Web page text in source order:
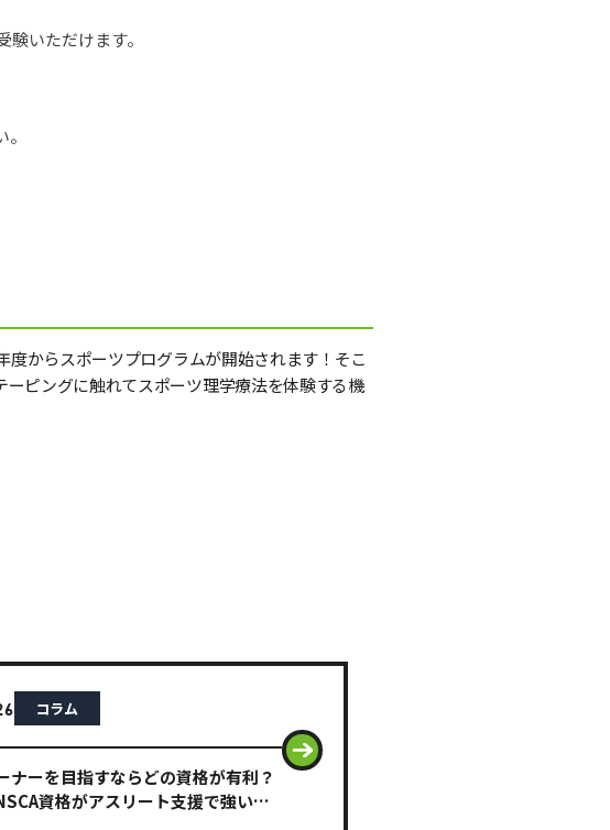
いただけます。
度からスポーツプログラムが開始されます！そこ
ピングに触れてスポーツ理学療法を体験する機
コラム
ナーを目指すならどの資格が有利？
資格がアスリート支援で強い理